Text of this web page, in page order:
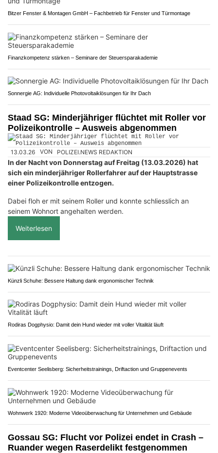
Bitzer Fenster & Montagen GmbH – Fachbetrieb für Fenster und Türmontage
Finanzkompetenz stärken – Seminare der Steuersparakademie
Sonnergie AG: Individuelle Photovoltaiklösungen für Ihr Dach
Staad SG: Minderjähriger flüchtet mit Roller vor
Polizeikontrolle – Ausweis abgenommen
13.03.26 VON POLIZEI.NEWS REDAKTION
In der Nacht von Donnerstag auf Freitag (13.03.2026) hat
sich ein minderjähriger Rollerfahrer auf der Hauptstrasse
einer Polizeikontrolle entzogen.
Dabei floh er mit seinem Roller und konnte schliesslich an
seinem Wohnort angehalten werden.
Weiterlesen
Künzli Schuhe: Bessere Haltung dank ergonomischer Technik
Rodiras Dogphysio: Damit dein Hund wieder mit voller Vitalität läuft
Eventcenter Seelisberg: Sicherheitstrainings, Driftaction und Gruppenevents
Wohnwerk 1920: Moderne Videoüberwachung für Unternehmen und Gebäude
Gossau SG: Flucht vor Polizei endet in Crash –
Ruander wegen Raserdelikt festgenommen